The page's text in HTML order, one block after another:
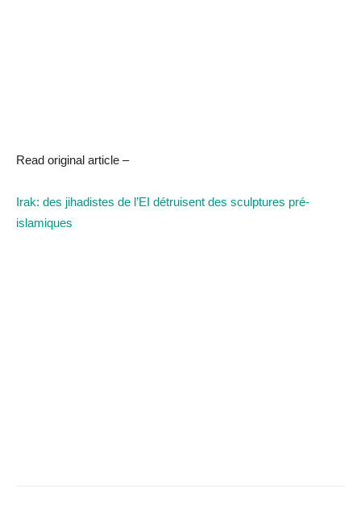
Read original article –
Irak: des jihadistes de l’EI détruisent des sculptures pré-
islamiques